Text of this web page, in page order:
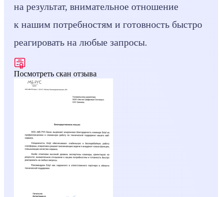
на результат, внимательное отношение
к нашим потребностям и готовность быстро
реагировать на любые запросы.
Посмотреть скан отзыва